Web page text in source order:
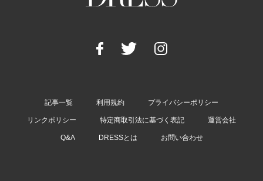
記事一覧 利用規約 プライバシーポリシー
リンクポリシー 特定商取引法に基づく表記 運営会社
Q&A DRESSとは お問い合わせ